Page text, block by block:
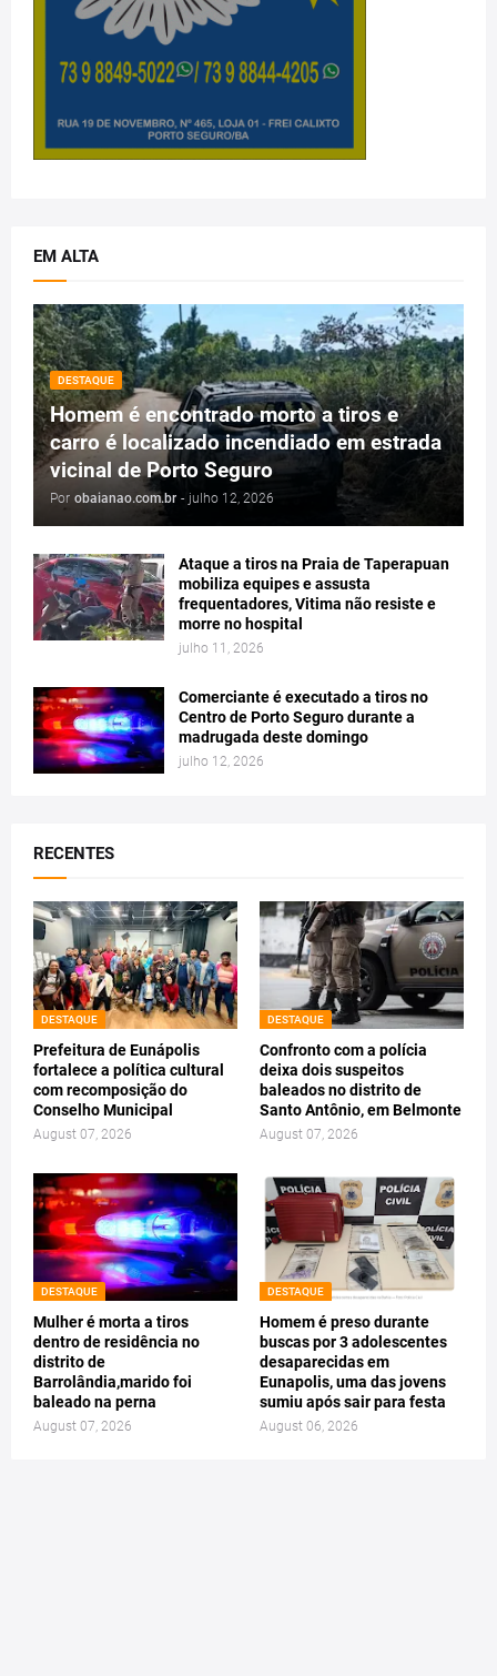
EM ALTA
DESTAQUE
Homem é encontrado morto a tiros e
carro é localizado incendiado em estrada
vicinal de Porto Seguro
Por obaianao.com.br - julho 12, 2026
Ataque a tiros na Praia de Taperapuan
mobiliza equipes e assusta
frequentadores, Vitima não resiste e
morre no hospital
julho 11, 2026
Comerciante é executado a tiros no
Centro de Porto Seguro durante a
madrugada deste domingo
julho 12, 2026
RECENTES
DESTAQUE
Prefeitura de Eunápolis
fortalece a política cultural
com recomposição do
Conselho Municipal
August 07, 2026
DESTAQUE
Confronto com a polícia
deixa dois suspeitos
baleados no distrito de
Santo Antônio, em Belmonte
August 07, 2026
DESTAQUE
Mulher é morta a tiros
dentro de residência no
distrito de
Barrolândia,marido foi
baleado na perna
August 07, 2026
DESTAQUE
Homem é preso durante
buscas por 3 adolescentes
desaparecidas em
Eunapolis, uma das jovens
sumiu após sair para festa
August 06, 2026